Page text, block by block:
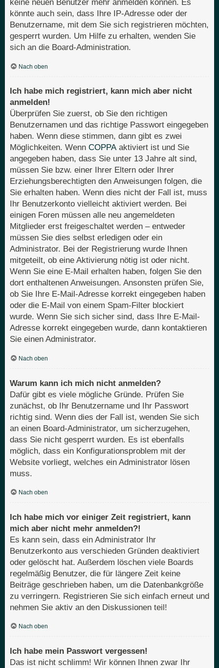
keine neuen Benutzer mehr anmelden können. Es
könnte auch sein, dass Ihre IP-Adresse oder der
Benutzername, mit dem Sie sich registrieren möchten,
gesperrt wurden. Um Hilfe zu erhalten, wenden Sie
sich an die Board-Administration.
Nach oben
Ich habe mich registriert, kann mich aber nicht
anmelden!
Überprüfen Sie zuerst, ob Sie den richtigen
Benutzernamen und das richtige Passwort eingegeben
haben. Wenn diese stimmen, dann gibt es zwei
Möglichkeiten. Wenn COPPAaktiviert ist und Sie
angegeben haben, dass Sie unter 13 Jahre alt sind,
müssen Sie bzw. einer Ihrer Eltern oder Ihrer
Erziehungsberechtigten den Anweisungen folgen, die
Sie erhalten haben. Wenn dies nicht der Fall ist, muss
Ihr Benutzerkonto vielleicht aktiviert werden. Bei
einigen Foren müssen alle neu angemeldeten
Mitglieder erst freigeschaltet werden – entweder
müssen Sie dies selbst erledigen oder ein
Administrator. Bei der Registrierung wurde Ihnen
mitgeteilt, ob eine Aktivierung nötig ist oder nicht.
Wenn Sie eine E-Mail erhalten haben, folgen Sie den
dort enthaltenen Anweisungen. Ansonsten prüfen Sie,
ob Sie Ihre E-Mail-Adresse korrekt eingegeben haben
oder die E-Mail von einem Spam-Filter blockiert
wurde. Wenn Sie sich sicher sind, dass Ihre E-Mail-
Adresse korrekt eingegeben wurde, dann kontaktieren
Sie einen Administrator.
Nach oben
Warum kann ich mich nicht anmelden?
Dafür gibt es viele mögliche Gründe. Prüfen Sie
zunächst, ob Ihr Benutzername und Ihr Passwort
richtig sind. Wenn dies der Fall ist, wenden Sie sich
an einen Board-Administrator, um sicherzugehen,
dass Sie nicht gesperrt wurden. Es ist ebenfalls
möglich, dass ein Konfigurationsproblem mit der
Website vorliegt, welches ein Administrator lösen
muss.
Nach oben
Ich habe mich vor einiger Zeit registriert, kann
mich aber nicht mehr anmelden?!
Es kann sein, dass ein Administrator Ihr
Benutzerkonto aus verschieden Gründen deaktiviert
oder gelöscht hat. Außerdem löschen viele Boards
regelmäßig Benutzer, die für längere Zeit keine
Beiträge geschrieben haben, um die Datenbankgröße
zu verringern. Registrieren Sie sich einfach erneut und
nehmen Sie aktiv an den Diskussionen teil!
Nach oben
Ich habe mein Passwort vergessen!
Das ist nicht schlimm! Wir können Ihnen zwar Ihr